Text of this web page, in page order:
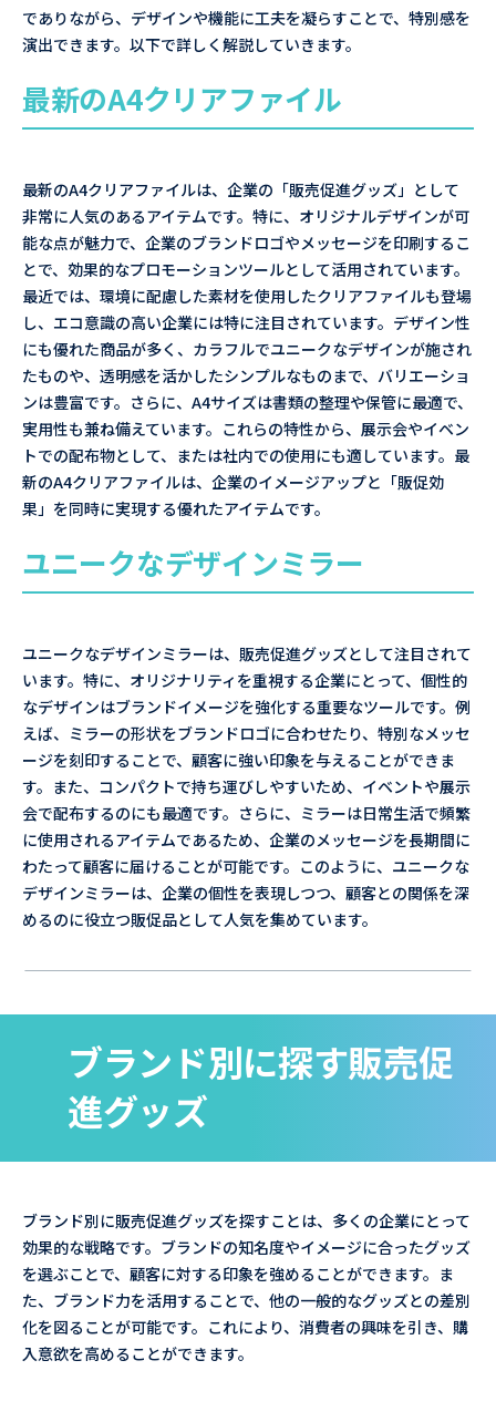
でありながら、デザインや機能に工夫を凝らすことで、特別感を
演出できます。以下で詳しく解説していきます。
最新のA4クリアファイル
最新のA4クリアファイルは、企業の「販売促進グッズ」として
非常に人気のあるアイテムです。特に、オリジナルデザインが可
能な点が魅力で、企業のブランドロゴやメッセージを印刷するこ
とで、効果的なプロモーションツールとして活用されています。
最近では、環境に配慮した素材を使用したクリアファイルも登場
し、エコ意識の高い企業には特に注目されています。デザイン性
にも優れた商品が多く、カラフルでユニークなデザインが施され
たものや、透明感を活かしたシンプルなものまで、バリエーショ
ンは豊富です。さらに、A4サイズは書類の整理や保管に最適で、
実用性も兼ね備えています。これらの特性から、展示会やイベン
トでの配布物として、または社内での使用にも適しています。最
新のA4クリアファイルは、企業のイメージアップと「販促効
果」を同時に実現する優れたアイテムです。
ユニークなデザインミラー
ユニークなデザインミラーは、販売促進グッズとして注目されて
います。特に、オリジナリティを重視する企業にとって、個性的
なデザインはブランドイメージを強化する重要なツールです。例
えば、ミラーの形状をブランドロゴに合わせたり、特別なメッセ
ージを刻印することで、顧客に強い印象を与えることができま
す。また、コンパクトで持ち運びしやすいため、イベントや展示
会で配布するのにも最適です。さらに、ミラーは日常生活で頻繁
に使用されるアイテムであるため、企業のメッセージを長期間に
わたって顧客に届けることが可能です。このように、ユニークな
デザインミラーは、企業の個性を表現しつつ、顧客との関係を深
めるのに役立つ販促品として人気を集めています。
ブランド別に探す販売促
進グッズ
ブランド別に販売促進グッズを探すことは、多くの企業にとって
効果的な戦略です。ブランドの知名度やイメージに合ったグッズ
を選ぶことで、顧客に対する印象を強めることができます。ま
た、ブランド力を活用することで、他の一般的なグッズとの差別
化を図ることが可能です。これにより、消費者の興味を引き、購
入意欲を高めることができます。